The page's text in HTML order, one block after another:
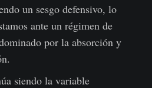
un sesgo defensivo, lo
ante un régimen de
por la absorción y
siendo la variable